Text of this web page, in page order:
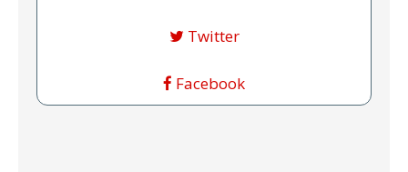
Twitter
Facebook